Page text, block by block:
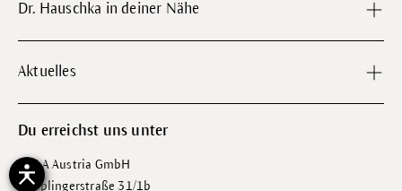
Dr. Hauschka in deiner Nähe
Aktuelles
Du erreichst uns unter
WALA Austria GmbH
Wipplingerstraße 31/1b